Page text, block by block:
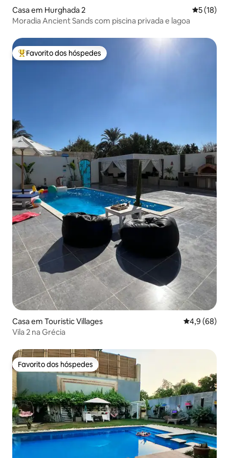
Casa em Hurghada 2
5 (18)
Moradia Ancient Sands com piscina privada e lagoa
Favoritos dos hóspedes mais apreciados
Favorito dos hóspedes
Casa em Touristic Villages
4,9 (68)
Vila 2 na Grécia
Favorito dos hóspedes
Favorito dos hóspedes